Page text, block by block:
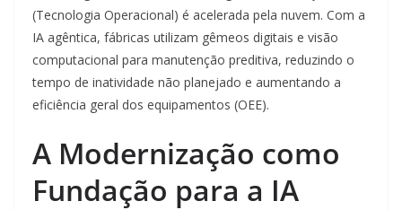
(Tecnologia Operacional) é acelerada pela nuvem. Com a
IA agêntica, fábricas utilizam gêmeos digitais e visão
computacional para manutenção preditiva, reduzindo o
tempo de inatividade não planejado e aumentando a
eficiência geral dos equipamentos (OEE).
A Modernização como
Fundação para a IA